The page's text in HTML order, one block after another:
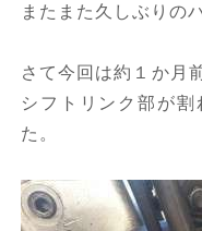
またまた久しぶりの
さて今回は約１か月
シフトリンク部が
た。